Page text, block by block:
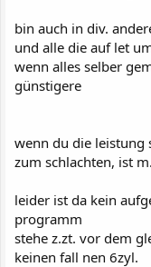
bin auch in div.
und alle die auf let
wenn alles selber
günstigere
wenn du die leistung
zum schlachten, ist
leider ist da kein
programm
stehe z.zt. vor dem
keinen fall nen 6zyl.